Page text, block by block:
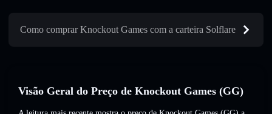
Como comprar Knockout Games com a carteira Solflare
Visão Geral do Preço de Knockout Games (GG)